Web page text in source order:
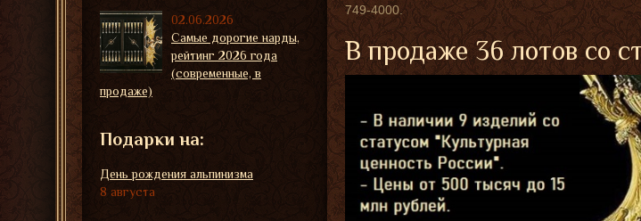
749-4000.
В продаже 36 лотов со
02.06.2026
Самые дорогие нарды,
рейтинг 2026 года
(современные, в
продаже)
Подарки на:
День рождения альпинизма
8 августа